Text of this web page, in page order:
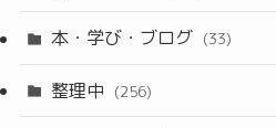
本・学び・ブログ (33)
整理中 (256)